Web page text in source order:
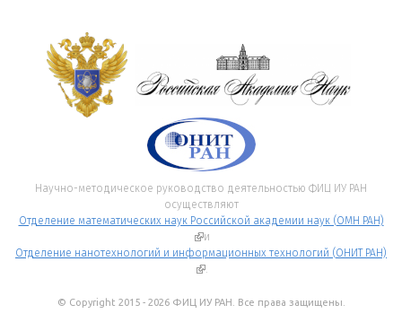
Научно-методическое руководство деятельностью ФИЦ ИУ РАН
осуществляют
Отделение математических наук Российской академии наук (ОМН РАН)
(внешняя ссылка)
и
Отделение нанотехнологий и информационных технологий (ОНИТ РАН)
(внешняя ссылка)
.
© Copyright 2015 - 2026 ФИЦ ИУ РАН. Все права защищены.